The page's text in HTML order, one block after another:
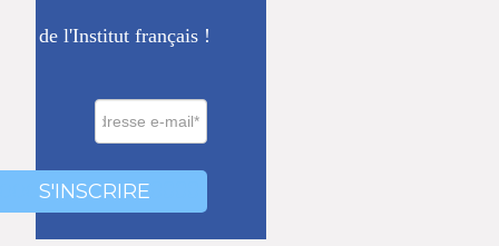
de l'Institut français !
S'INSCRIRE